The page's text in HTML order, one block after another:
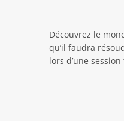
Découvrez le
qu’il faudra
lors d’une